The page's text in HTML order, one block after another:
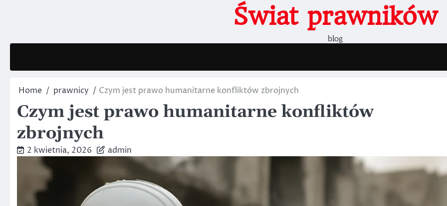
Świat prawników
blog
Home prawnicy Czym jest prawo humanitarne konfliktów zbrojnych
Czym jest prawo humanitarne konfliktów
zbrojnych
2 kwietnia, 2026 admin